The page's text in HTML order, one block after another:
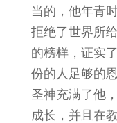
当的，他年青
拒绝了世界所
的榜样，证实
份的人足够的
圣神充满了他
成长，并且在